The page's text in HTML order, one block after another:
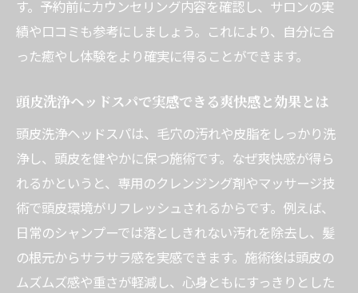
ヘッドスパとヘッドマッサージの特徴を比
較解説
それぞれの施術がもたらすリラックス効果
び方
短時間で効果を感じたい時の施術ポイント
ドライヘッドスパと頭皮洗浄の違いを理解
ヘッドスパの方が合う人・マッサージが向
く人の傾向
す。予約前にカウンセリング内容を確認し、サロンの実
績や口コミも参考にしましょう。これにより、自分に合
った癒やし体験をより確実に得ることができます。
頭皮洗浄ヘッドスパで実感できる爽快感と効果とは
頭皮洗浄ヘッドスパは、毛穴の汚れや皮脂をしっかり洗
浄し、頭皮を健やかに保つ施術です。なぜ爽快感が得ら
れるかというと、専用のクレンジング剤やマッサージ技
術で頭皮環境がリフレッシュされるからです。例えば、
日常のシャンプーでは落としきれない汚れを除去し、髪
の根元からサラサラ感を実感できます。施術後は頭皮の
ムズムズ感や重さが軽減し、心身ともにすっきりとした